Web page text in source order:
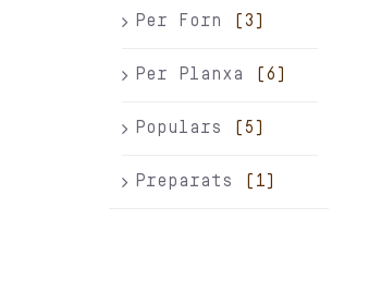
Per Forn (3)
Per Planxa (6)
Populars (5)
Preparats (1)